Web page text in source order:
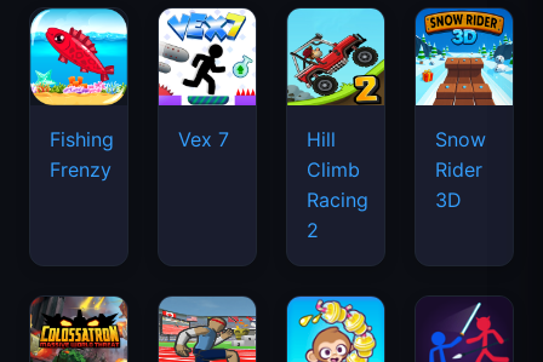
Fishing
Frenzy
Vex 7
Hill
Climb
Racing
2
Snow
Rider
3D